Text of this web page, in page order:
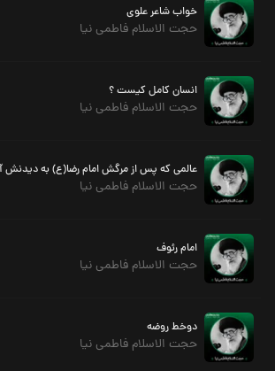
خواب شاعر علوی
حجت الاسلام فاطمی نیا
انسان کامل کیست ؟
حجت الاسلام فاطمی نیا
عالمی که پس از مرگش امام رضا(ع) به دیدنش
حجت الاسلام فاطمی نیا
امام رئوف
حجت الاسلام فاطمی نیا
دوخط روضه
حجت الاسلام فاطمی نیا